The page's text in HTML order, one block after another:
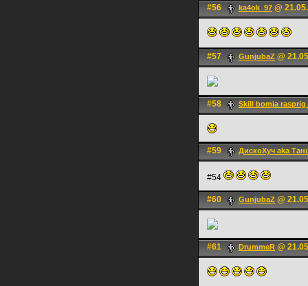
#56 ka4ok_97 @
#57 GunjubaZ @
#58 Skill bomja rasprig
#59 ДискоХуч aka
#54
#60 GunjubaZ @
#61 DrummeR @